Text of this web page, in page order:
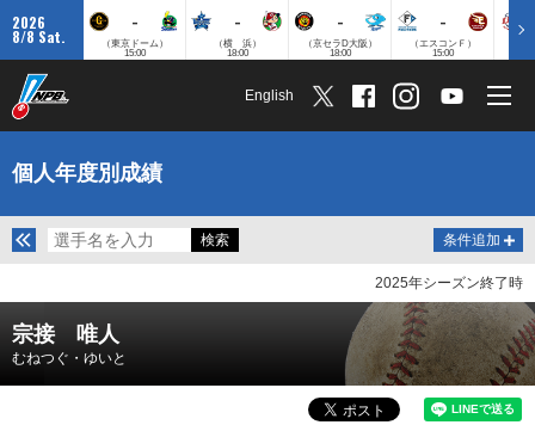
2026
8/8 Sat.
-
（東京ドーム）
15:00
-
（横 浜）
18:00
-
（京セラD大阪）
18:00
-
（エスコンＦ）
15:00
English
個人年度別成績
条件追加
2025年シーズン終了時
宗接 唯人
むねつぐ・ゆいと